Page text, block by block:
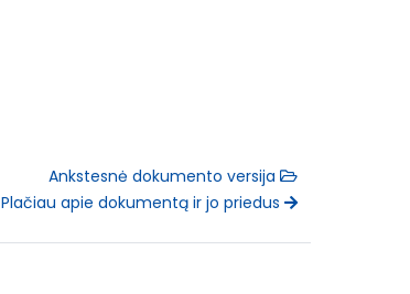
Ankstesnė dokumento versija
Plačiau apie dokumentą ir jo priedus